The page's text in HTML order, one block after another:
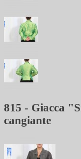
815 - Giacca
cangiante